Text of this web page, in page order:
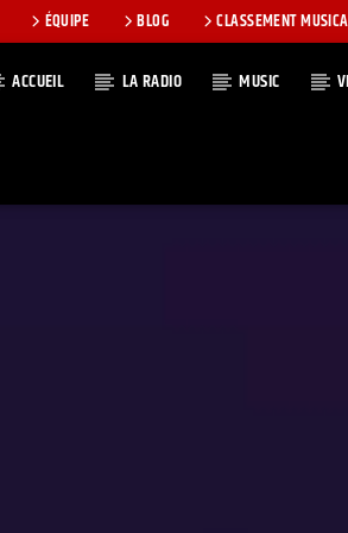
ÉQUIPE BLOG CLASSEMENT
ACCUEIL LA RADIO MUSIC